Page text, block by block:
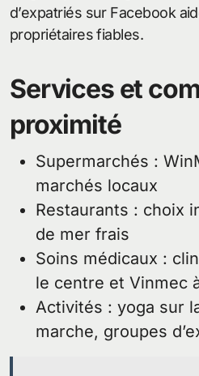
d’expatriés sur Facebook
propriétaires fiables.
Services et
proximité
Supermarchés :
marchés locaux
Restaurants : choix
de mer frais
Soins médicaux :
le centre et Vinmec
Activités : yoga sur
marche, groupes